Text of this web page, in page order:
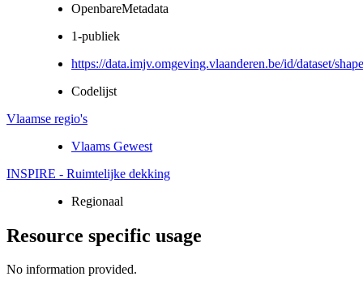
OpenbareMetadata
1-publiek
https://data.imjv.omgeving.vlaanderen.be/id/dataset/
Codelijst
Vlaamse regio's
Vlaams Gewest
INSPIRE - Ruimtelijke dekking
Regionaal
Resource specific usage
No information provided.